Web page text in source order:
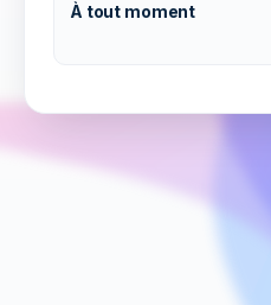
À tout moment